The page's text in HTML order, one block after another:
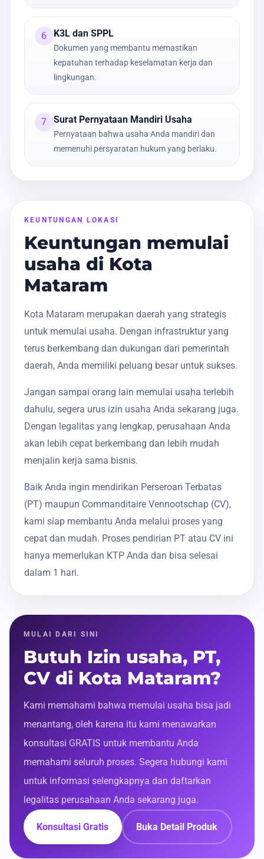
6 K3L dan SPPL
Dokumen yang membantu memastikan
kepatuhan terhadap keselamatan kerja dan
lingkungan.
7 Surat Pernyataan Mandiri Usaha
Pernyataan bahwa usaha Anda mandiri dan
memenuhi persyaratan hukum yang berlaku.
KEUNTUNGAN LOKASI
Keuntungan memulai
usaha di Kota
Mataram
Kota Mataram merupakan daerah yang strategis
untuk memulai usaha. Dengan infrastruktur yang
terus berkembang dan dukungan dari pemerintah
daerah, Anda memiliki peluang besar untuk sukses.
Jangan sampai orang lain memulai usaha terlebih
dahulu, segera urus izin usaha Anda sekarang juga.
Dengan legalitas yang lengkap, perusahaan Anda
akan lebih cepat berkembang dan lebih mudah
menjalin kerja sama bisnis.
Baik Anda ingin mendirikan Perseroan Terbatas
(PT) maupun Commanditaire Vennootschap (CV),
kami siap membantu Anda melalui proses yang
cepat dan mudah. Proses pendirian PT atau CV ini
hanya memerlukan KTP Anda dan bisa selesai
dalam 1 hari.
MULAI DARI SINI
Butuh Izin usaha, PT,
CV di Kota Mataram?
Kami memahami bahwa memulai usaha bisa jadi
menantang, oleh karena itu kami menawarkan
konsultasi GRATIS untuk membantu Anda
memahami seluruh proses. Segera hubungi kami
untuk informasi selengkapnya dan daftarkan
legalitas perusahaan Anda sekarang juga.
Konsultasi Gratis Buka Detail Produk